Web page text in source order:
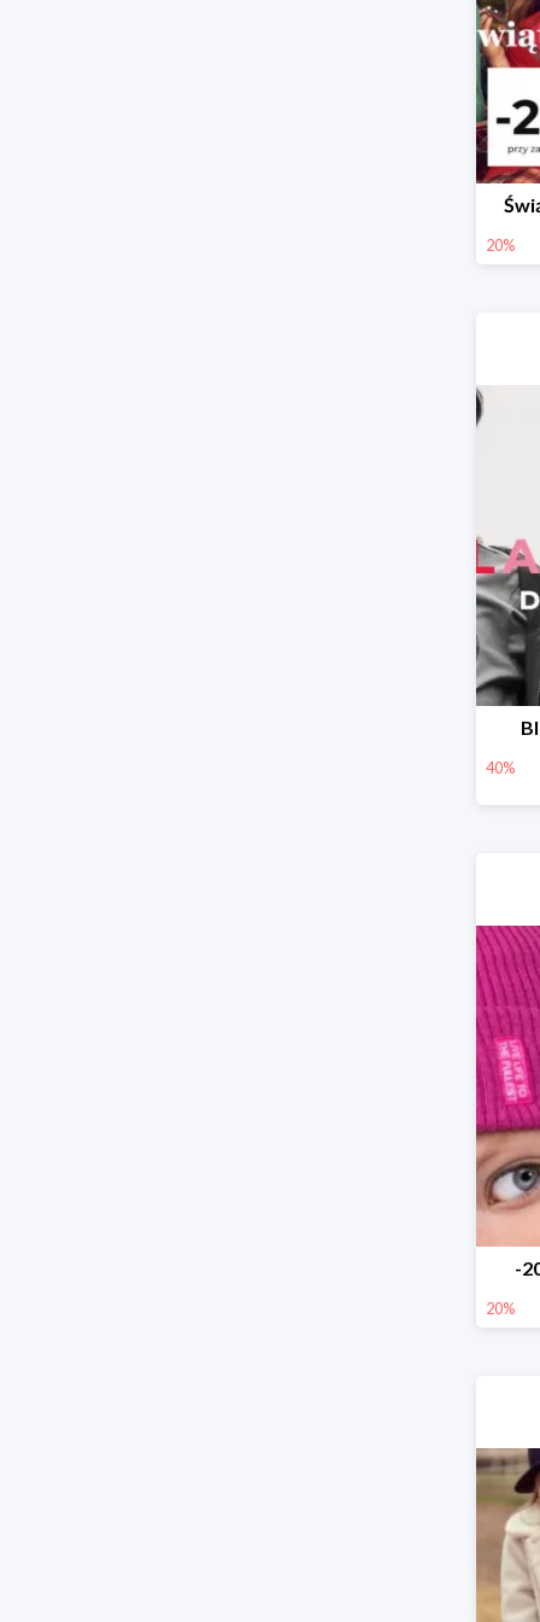
20%
40%
-
20%